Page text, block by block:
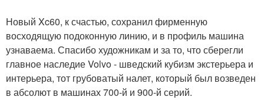
Новый Xc60, к счастью, сохранил фирменную
восходящую подоконную линию, и в профиль машина
узнаваема. Спасибо художникам и за то, что сберегли
главное наследие Volvo - шведский кубизм экстерьера и
интерьера, тот грубоватый налет, который был возведен
в абсолют в машинах 700-й и 900-й серий.